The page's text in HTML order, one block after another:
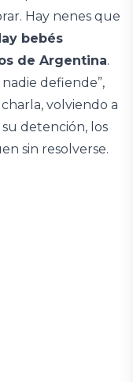
Hay nenes que
bebés
de Argentina.
defiende”,
volviendo a
detención, los
sin resolverse.